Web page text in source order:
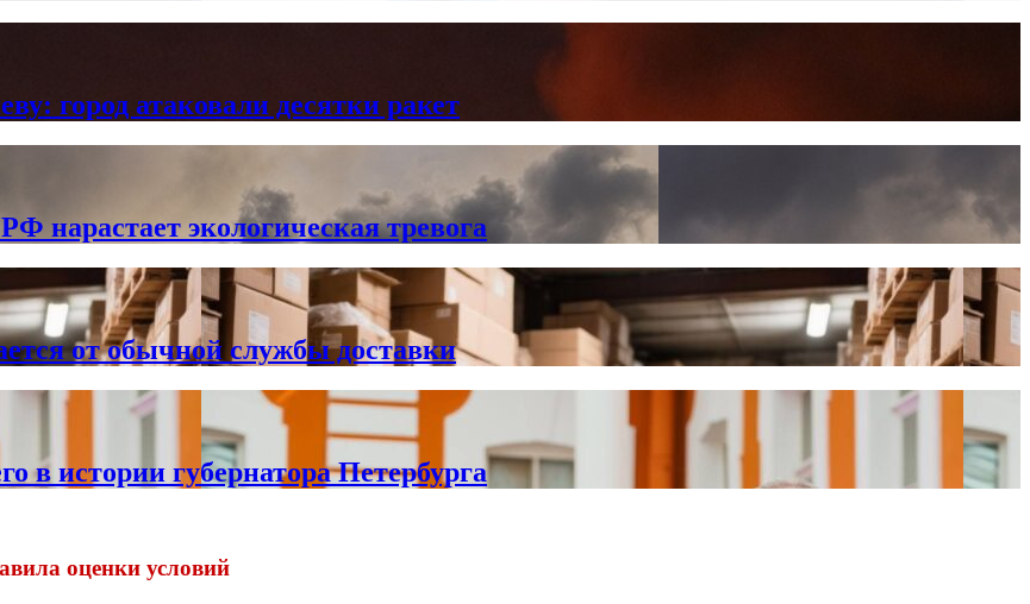
город атаковали десятки ракет
экологическая тревога
от обычной службы доставки
в истории губернатора Петербурга
оценки условий